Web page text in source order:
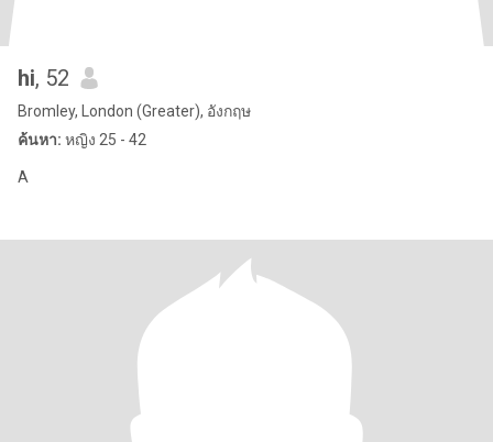
hi, 52
Bromley, London (Greater), อังกฤษ
ค้นหา: หญิง 25 - 42
A